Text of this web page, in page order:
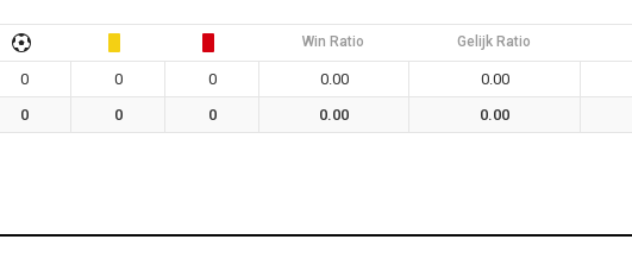
Win Ratio Gelijk Ratio
0 0 0 0.00 0.00
0 0 0 0.00 0.00